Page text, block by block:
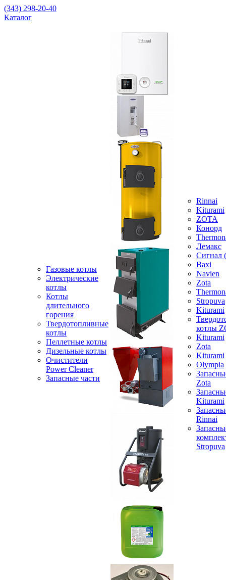
(343) 298-20-40
Каталог
Газовые котлы
Электрические
котлы
Котлы
длительного
горения
Твердотопливные
котлы
Пеллетные котлы
Дизельные котлы
Очистители
Power Cleaner
Запасные части
Rinnai
Kiturami
ZOTA
Конорд
Лемакс
Baxi
Navien
Zota
Stropuva
Kiturami
котлы
Kiturami
Zota
Kiturami
Olympia
Zota
Kiturami
Rinnai
Stropuva